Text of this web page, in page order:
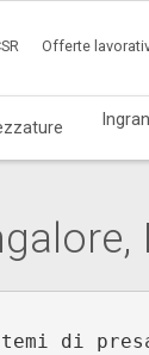
Offerte
di